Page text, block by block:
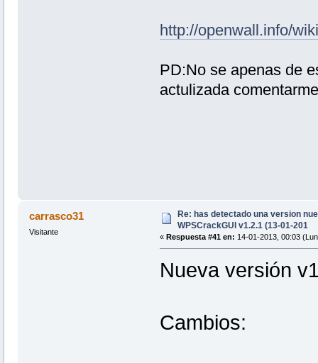
http://openwall.info/
PD:No se apenas de
actulizada comentarme
carrasco31
Visitante
Re: has detectado una version
WPSCrackGUI v1.2.1 (13-01-201
« Respuesta #41 en: 14-01-2013, 00:03
Nueva versión
Cambios: